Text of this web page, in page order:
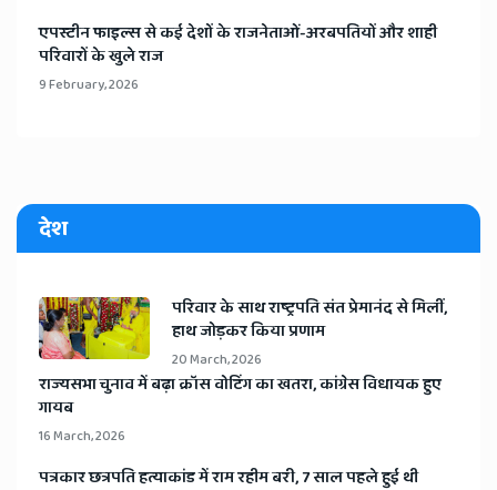
​एपस्टीन फाइल्स से कई देशों के राजनेताओं-अरबपतियों और शाही
परिवारों के खुले राज
9 February, 2026
देश
​परिवार के साथ राष्ट्रपति संत प्रेमानंद से मिलीं,
हाथ जोड़कर किया प्रणाम
20 March, 2026
​राज्यसभा चुनाव में बढ़ा क्रॉस वोटिंग का खतरा, कांग्रेस विधायक हुए
गायब
16 March, 2026
​पत्रकार छत्रपति हत्याकांड में राम रहीम बरी, 7 साल पहले हुई थी